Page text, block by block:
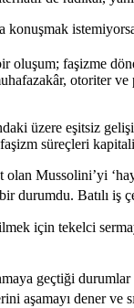
oluşum; faşizme
otoriter
üzere eşitsiz
süreçleri
Mussolini’yi
durumdu. Batılı
için tekelci
geçtiği
aşamayı dener